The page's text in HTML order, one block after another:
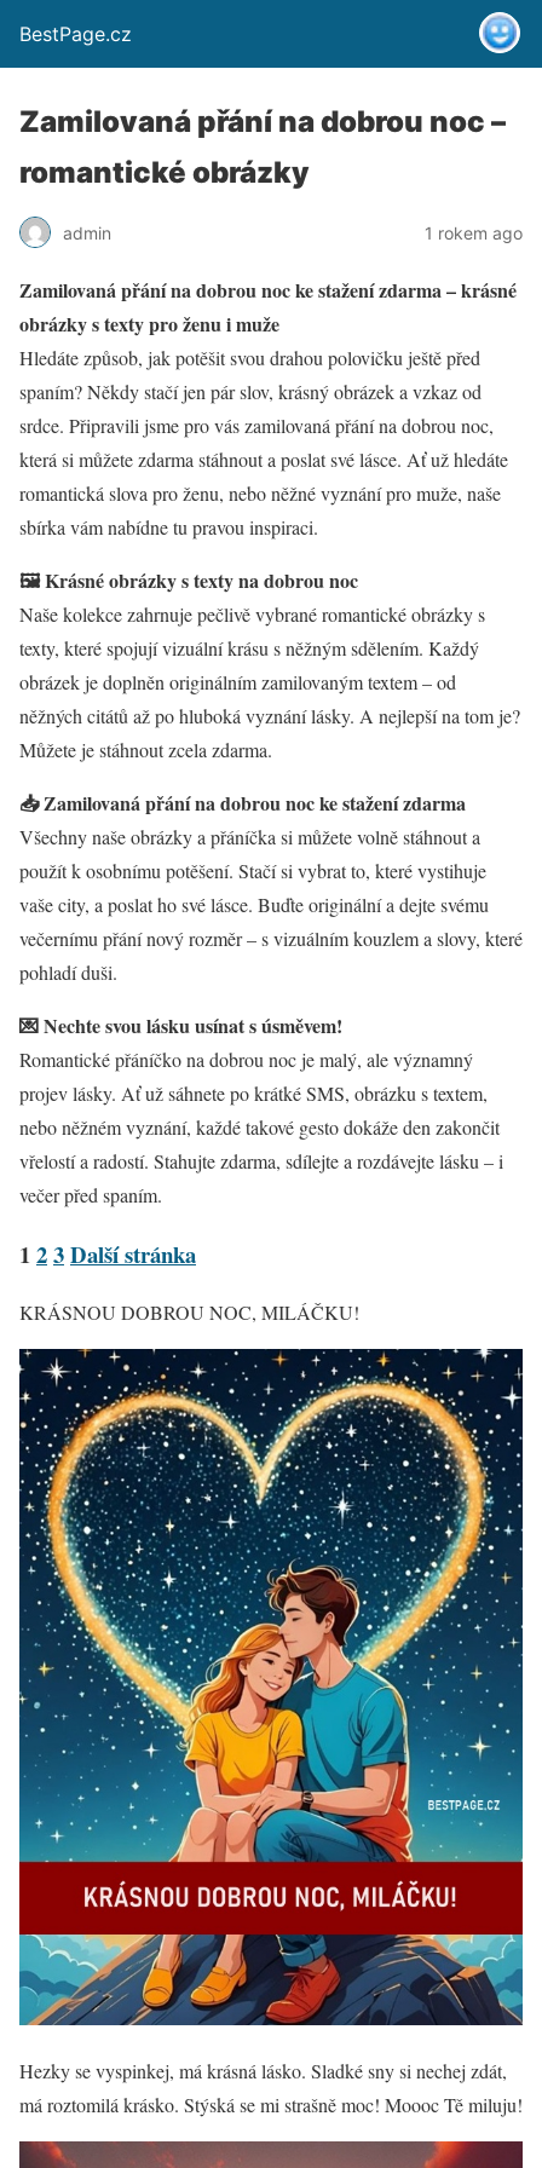
BestPage.cz
Zamilovaná přání na dobrou noc –
romantické obrázky
admin 1 rokem ago
Zamilovaná přání na dobrou noc ke stažení zdarma – krásné
obrázky s texty pro ženu i muže
Hledáte způsob, jak potěšit svou drahou polovičku ještě před
spaním? Někdy stačí jen pár slov, krásný obrázek a vzkaz od
srdce. Připravili jsme pro vás zamilovaná přání na dobrou noc,
která si můžete zdarma stáhnout a poslat své lásce. Ať už hledáte
romantická slova pro ženu, nebo něžné vyznání pro muže, naše
sbírka vám nabídne tu pravou inspiraci.
🖼️ Krásné obrázky s texty na dobrou noc
Naše kolekce zahrnuje pečlivě vybrané romantické obrázky s
texty, které spojují vizuální krásu s něžným sdělením. Každý
obrázek je doplněn originálním zamilovaným textem – od
něžných citátů až po hluboká vyznání lásky. A nejlepší na tom je?
Můžete je stáhnout zcela zdarma.
📥 Zamilovaná přání na dobrou noc ke stažení zdarma
Všechny naše obrázky a přáníčka si můžete volně stáhnout a
použít k osobnímu potěšení. Stačí si vybrat to, které vystihuje
vaše city, a poslat ho své lásce. Buďte originální a dejte svému
večernímu přání nový rozměr – s vizuálním kouzlem a slovy, které
pohladí duši.
💌 Nechte svou lásku usínat s úsměvem!
Romantické přáníčko na dobrou noc je malý, ale významný
projev lásky. Ať už sáhnete po krátké SMS, obrázku s textem,
nebo něžném vyznání, každé takové gesto dokáže den zakončit
vřelostí a radostí. Stahujte zdarma, sdílejte a rozdávejte lásku – i
večer před spaním.
123Další stránka
KRÁSNOU DOBROU NOC, MILÁČKU!
Hezky se vyspinkej, má krásná lásko. Sladké sny si nechej zdát,
má roztomilá krásko. Stýská se mi strašně moc! Moooc Tě miluju!